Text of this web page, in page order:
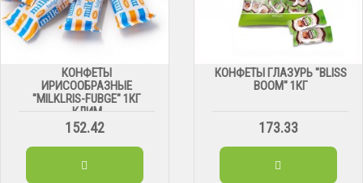
КОНФЕТЫ
ИРИСООБРАЗНЫЕ
"MILKLRIS-FUBGE" 1КГ
КЛИМ
152.42
КОНФЕТЫ ГЛАЗУРЬ "BLISS
BOOM" 1КГ
173.33